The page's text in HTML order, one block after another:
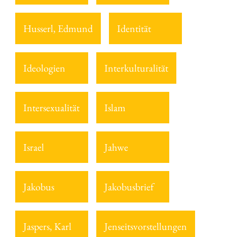
Husserl, Edmund Identität
Ideologien Interkulturalität
Intersexualität Islam
Israel Jahwe
Jakobus Jakobusbrief
Jaspers, Karl Jenseitsvorstellungen